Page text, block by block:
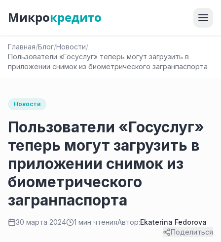
Микрокредито
Главная/Блог/Новости/
Пользователи «Госуслуг» теперь могут загрузить в
приложении снимок из биометрического загранпаспорта
Новости
Пользователи «Госуслуг»
теперь могут загрузить в
приложении снимок из
биометрического
загранпаспорта
30 марта 2024 1 мин чтенияАвтор:Ekaterina Fedorova
Поделиться